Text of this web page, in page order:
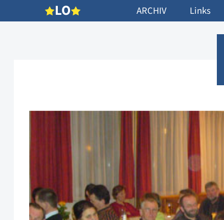
LO ARCHIV Links